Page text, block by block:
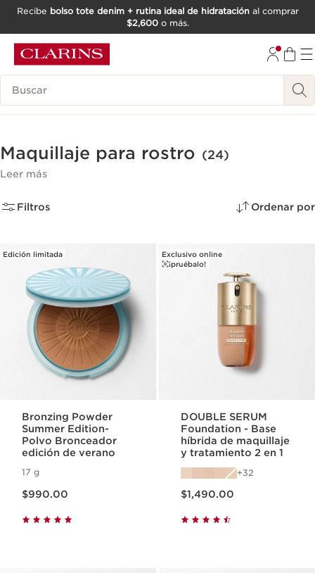
IR AL PIE DE PÁGINA
Recibe bolso tote denim + rutina ideal de hidrataciónal comprar
$2,600o más.
Buscar
Maquillaje para rostro (24)
Leer más
Filtros Ordenar por
Edición limitada
Bronzing Powder
Summer Edition-
Polvo Bronceador
edición de verano
17 g
$990.00
Exclusivo online
¡pruébalo!
DOUBLE SERUM
Foundation - Base
híbrida de maquillaje
y tratamiento 2 en 1
32
$1,490.00